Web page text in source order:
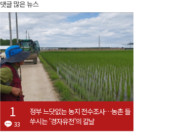
댓글 많은 뉴스
33
정부 느닷없는 농지 전수조사…농촌 들
쑤시는 '경자유전'의 칼날